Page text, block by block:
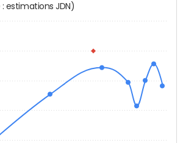
: estimations JDN)